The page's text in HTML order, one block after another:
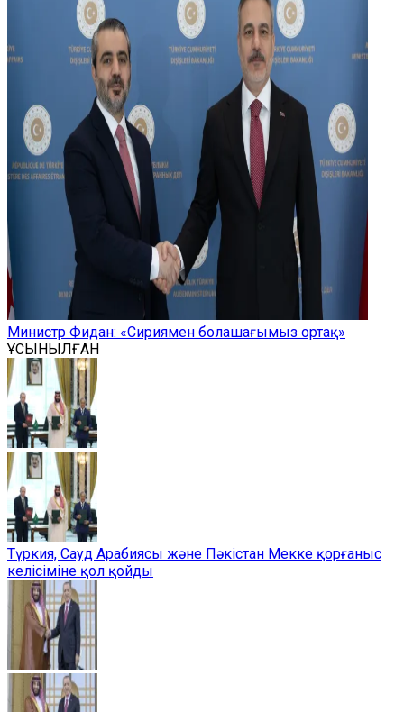
Министр Фидан: «Сириямен болашағымыз ортақ»
ҰСЫНЫЛҒАН
Түркия, Сауд Арабиясы және Пәкістан Мекке қорғаныс
келісіміне қол қойды